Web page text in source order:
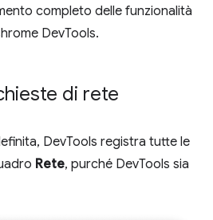
completo delle funzionalità
DevTools.
di rete
DevTools registra tutte le
Rete, purché DevTools sia